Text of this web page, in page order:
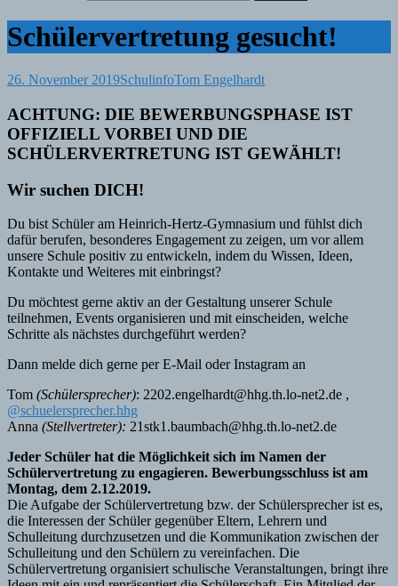
Schülervertretung gesucht!
26. November 2019SchulinfoTom Engelhardt
ACHTUNG: DIE BEWERBUNGSPHASE IST
OFFIZIELL VORBEI UND DIE
SCHÜLERVERTRETUNG IST GEWÄHLT!
Wir suchen DICH!
Du bist Schüler am Heinrich-Hertz-Gymnasium und fühlst dich
dafür berufen, besonderes Engagement zu zeigen, um vor allem
unsere Schule positiv zu entwickeln, indem du Wissen, Ideen,
Kontakte und Weiteres mit einbringst?
Du möchtest gerne aktiv an der Gestaltung unserer Schule
teilnehmen, Events organisieren und mit einscheiden, welche
Schritte als nächstes durchgeführt werden?
Dann melde dich gerne per E-Mail oder Instagram an
Tom (Schülersprecher): 2202.engelhardt@hhg.th.lo-net2.de ,
@schuelersprecher.hhg
Anna (Stellvertreter): 21stk1.baumbach@hhg.th.lo-net2.de
Jeder Schüler hat die Möglichkeit sich im Namen der
Schülervertretung zu engagieren. Bewerbungsschluss ist am
Montag, dem 2.12.2019.
Die Aufgabe der Schülervertretung bzw. der Schülersprecher ist es,
die Interessen der Schüler gegenüber Eltern, Lehrern und
Schulleitung durchzusetzen und die Kommunikation zwischen der
Schulleitung und den Schülern zu vereinfachen. Die
Schülervertretung organisiert schulische Veranstaltungen, bringt ihre